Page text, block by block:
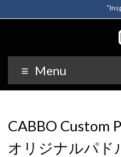
Menu
CABBO Custom
オリジナルパド